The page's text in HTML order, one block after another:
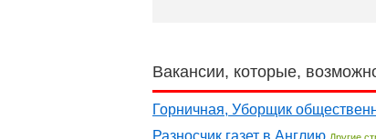
Вакансии, которые,
Горничная, Уборщик
Разносчик газет в Англию